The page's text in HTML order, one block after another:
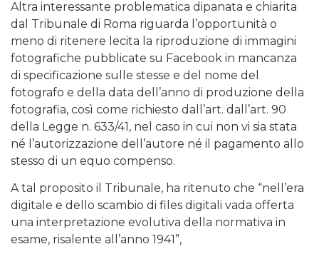
Altra interessante problematica dipanata e chiarita
dal Tribunale di Roma riguarda l’opportunità o
meno di ritenere lecita la riproduzione di immagini
fotografiche pubblicate su Facebook in mancanza
di specificazione sulle stesse e del nome del
fotografo e della data dell’anno di produzione della
fotografia, così come richiesto dall’art. dall’art. 90
della Legge n. 633/41, nel caso in cui non vi sia stata
né l’autorizzazione dell’autore né il pagamento allo
stesso di un equo compenso.
A tal proposito il Tribunale, ha ritenuto che “nell’era
digitale e dello scambio di files digitali vada offerta
una interpretazione evolutiva della normativa in
esame, risalente all’anno 1941”,